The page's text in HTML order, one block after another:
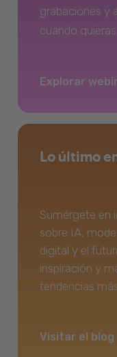
grabaciones y
cuando quieras.
Explorar
Lo último
Sumérgete en
sobre IA,
digital y el
inspiración y
tendencias
Visitar el blog